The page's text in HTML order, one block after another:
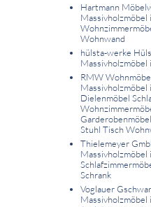
Hartmann
Massivholzmöbel
Wohnwand
hülsta-werke
Massivholzmöbel
RMW
Massivholzmöbel
Dielenmöbel
Stuhl Tisch
Thielemeyer
Massivholzmöbel
Schrank
Voglauer
Massivholzmöbel